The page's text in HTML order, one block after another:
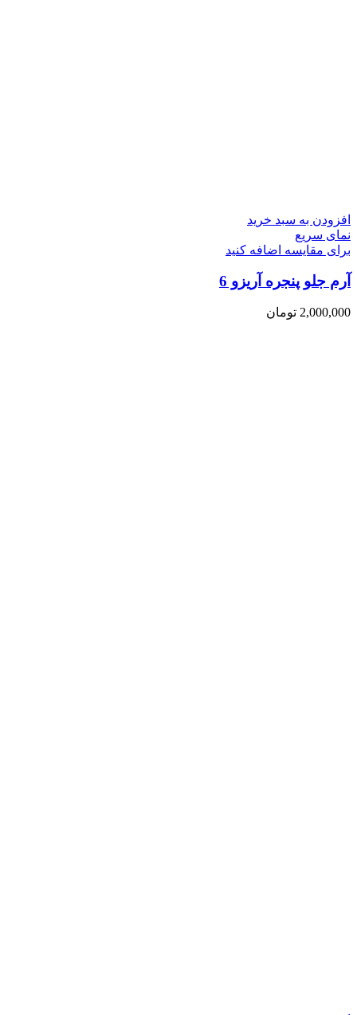
افزودن به سبد خرید
نمای سریع
برای مقایسه اضافه کنید
آرم جلو پنجره آریزو 6
2,000,000 تومان